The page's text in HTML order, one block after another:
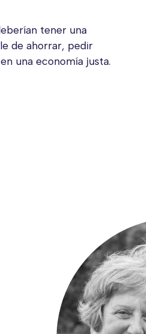
tener una
de ahorrar, pedir
una economía justa.